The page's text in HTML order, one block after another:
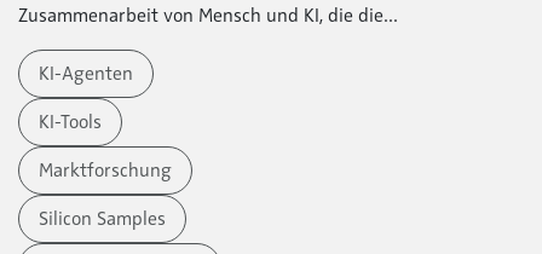
Zusammenarbeit von Mensch und KI, die die...
KI-Agenten
KI-Tools
Marktforschung
Silicon Samples